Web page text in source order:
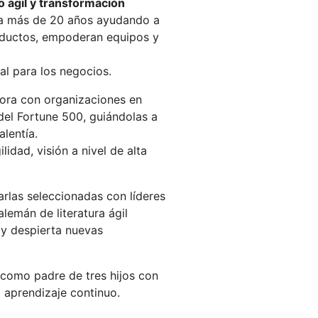
ágil y transformación
de 20 años ayudando a
empoderan equipos y
para los negocios.
con organizaciones en
Fortune 500, guiándolas a
visión a nivel de alta
seleccionadas con líderes
de literatura ágil
despierta nuevas
padre de tres hijos con
continuo.